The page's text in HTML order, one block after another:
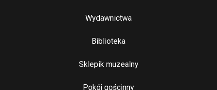
Wydawnictwa
Biblioteka
Sklepik muzealny
Pokój gościnny